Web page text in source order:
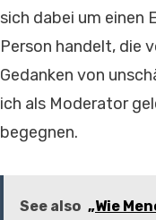
sich dabei um einen
Person handelt, die
Gedanken von
ich als Moderator
begegnen.
See also „Wie